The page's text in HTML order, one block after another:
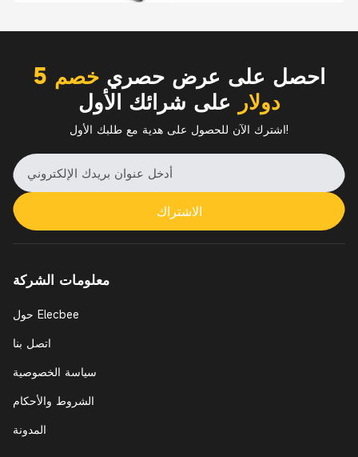
احصل على عرض حصري
خصم 5
دولار على شرائك الأول
اشترك الآن للحصول على هدية مع طلبك الأول!
الاشتراك
معلومات الشركة
حول Elecbee
اتصل بنا
سياسة الخصوصية
الشروط والأحكام
المدونة